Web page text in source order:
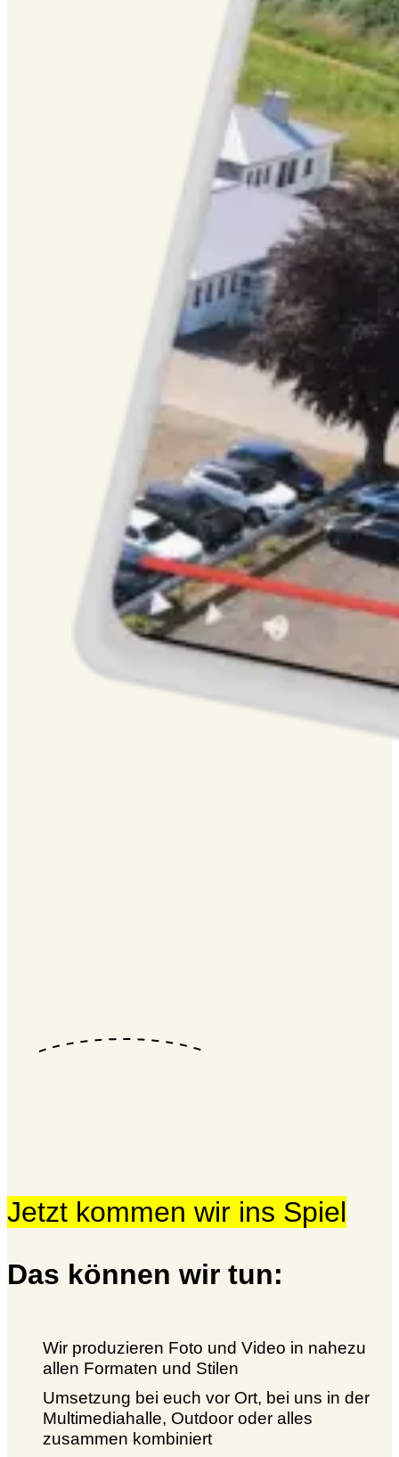
Jetzt kommen wir ins Spiel
Das können wir tun:
Wir produzieren Foto und Video in nahezu
allen Formaten und Stilen
Umsetzung bei euch vor Ort, bei uns in der
Multimediahalle, Outdoor oder alles
zusammen kombiniert